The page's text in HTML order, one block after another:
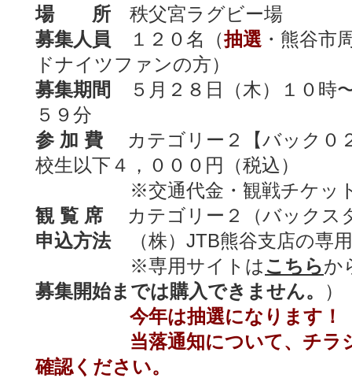
場 所 秩父宮ラグビー場
募集人員 １２０名（抽選 ・熊谷市
ドナイツファンの方）
募集期間
５月２８日（木）１０時
５９分
参 加 費 カテゴリー２【バック０
校生以下４，０００円（税込）
※交通代金・観戦チケット代
観 覧 席 カテゴリー２（バックス
申込方法（株）JTB熊谷支店の専
※専用サイトはこちらか
募集開始までは購入できません。
）
今年は抽選になります！
当落通知について、チラ
確認ください。